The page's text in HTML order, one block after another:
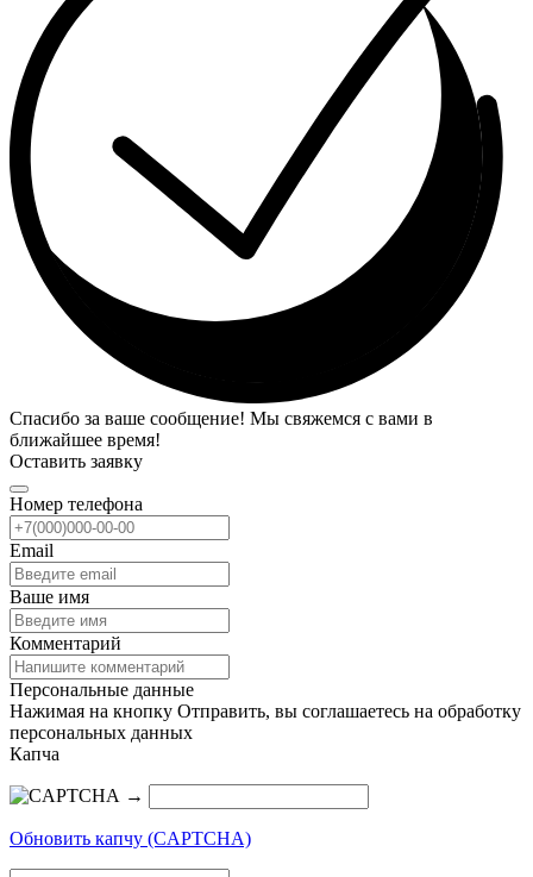
Спасибо за ваше сообщение! Мы свяжемся с вами в
ближайшее время!
Оставить заявку
Номер телефона
Email
Ваше имя
Комментарий
Персональные данные
Нажимая на кнопку Отправить, вы соглашаетесь на обработку
персональных данных
Капча
→
Обновить капчу (CAPTCHA)